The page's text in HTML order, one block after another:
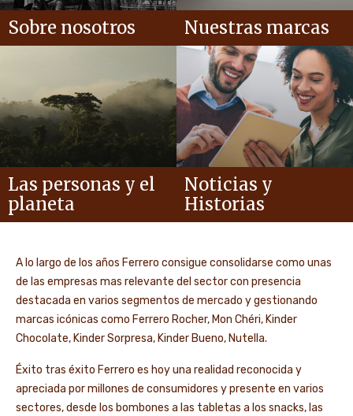
Sobre nosotros Nuestras marcas
Las personas y el
planeta
Noticias y
Historias
A lo largo de los años Ferrero consigue consolidarse como unas
de las empresas mas relevante del sector con presencia
destacada en varios segmentos de mercado y gestionando
marcas icónicas como Ferrero Rocher, Mon Chéri, Kinder
Chocolate, Kinder Sorpresa, Kinder Bueno, Nutella.
Éxito tras éxito Ferrero es hoy una realidad reconocida y
apreciada por millones de consumidores y presente en varios
sectores, desde los bombones a las tabletas a los snacks, las